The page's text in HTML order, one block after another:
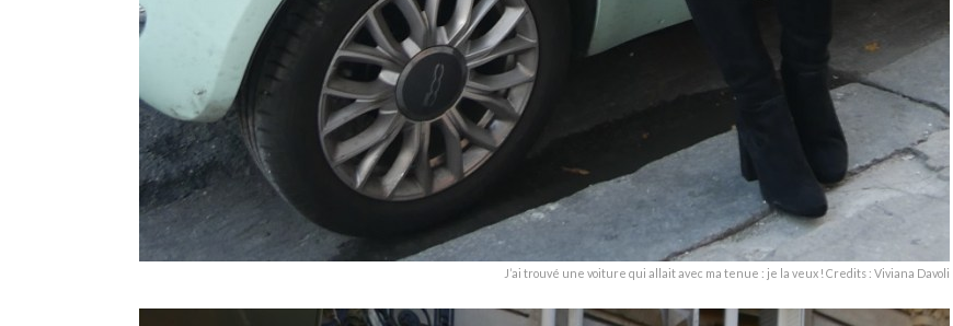
J’ai trouvé une voiture qui allait avec ma tenue : je la veux ! Credits : Viviana Davoli